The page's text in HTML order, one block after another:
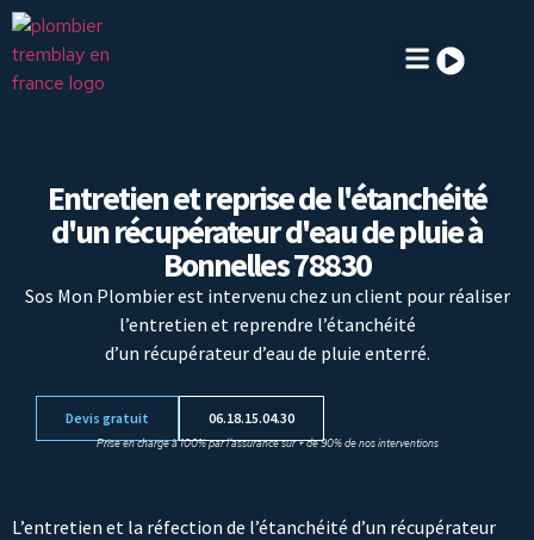
Entretien et reprise de l'étanchéité
d'un récupérateur d'eau de pluie à
Bonnelles 78830
Sos Mon Plombier est intervenu chez un client pour réaliser
l’entretien et reprendre l’étanchéité
d’un récupérateur d’eau de pluie enterré.
Devis gratuit 06.18.15.04.30
Prise en charge à 100% par l’assurance sur + de 90% de nos interventions
L’entretien et la réfection de l’étanchéité d’un récupérateur